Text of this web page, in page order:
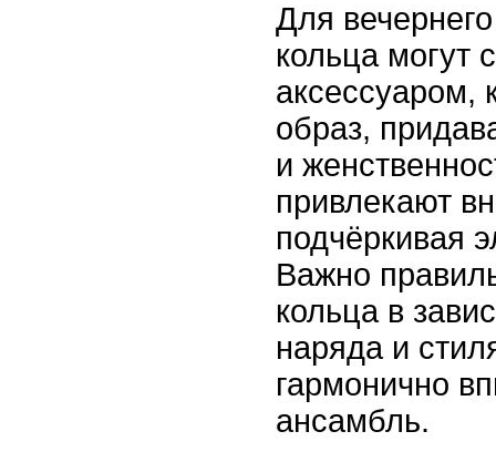
Для
кольца могут
аксессуаром,
образ,
и
привлекают
подчёркивая
Важно
кольца в
наряда и
гармонично
ансамбль.